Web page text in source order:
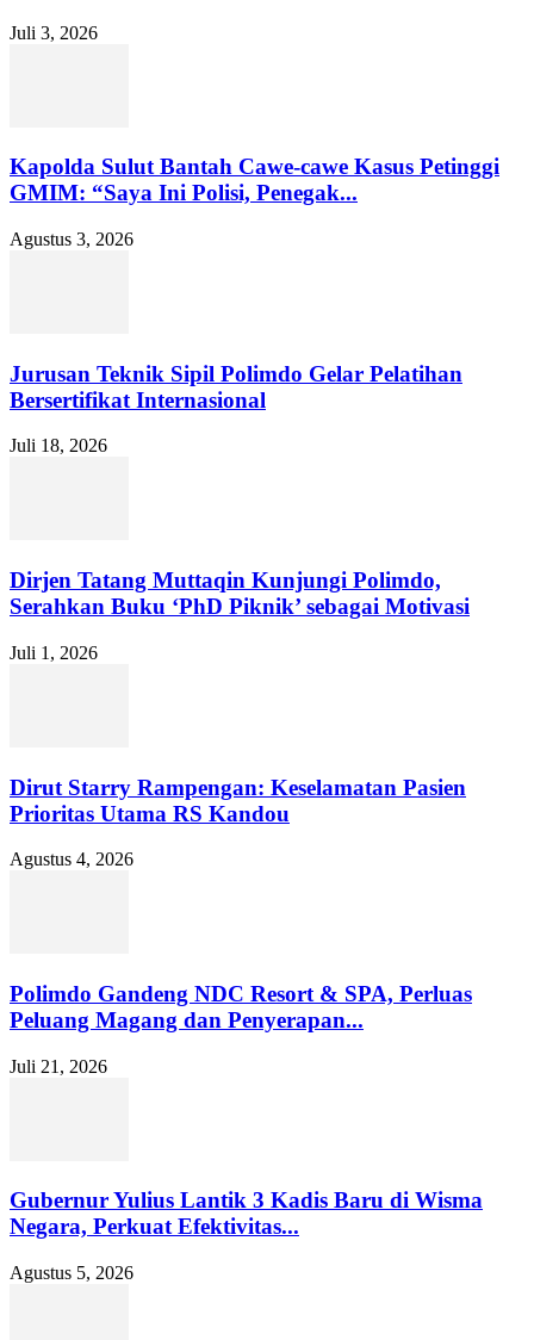
Juli 3, 2026
Kapolda Sulut Bantah Cawe-cawe Kasus Petinggi
GMIM: “Saya Ini Polisi, Penegak...
Agustus 3, 2026
Jurusan Teknik Sipil Polimdo Gelar Pelatihan
Bersertifikat Internasional
Juli 18, 2026
Dirjen Tatang Muttaqin Kunjungi Polimdo,
Serahkan Buku ‘PhD Piknik’ sebagai Motivasi
Juli 1, 2026
Dirut Starry Rampengan: Keselamatan Pasien
Prioritas Utama RS Kandou
Agustus 4, 2026
Polimdo Gandeng NDC Resort & SPA, Perluas
Peluang Magang dan Penyerapan...
Juli 21, 2026
Gubernur Yulius Lantik 3 Kadis Baru di Wisma
Negara, Perkuat Efektivitas...
Agustus 5, 2026